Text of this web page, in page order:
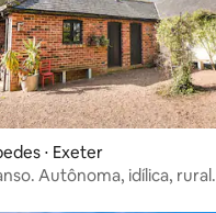
⋅ Exeter
Autônoma, idílica, rural.